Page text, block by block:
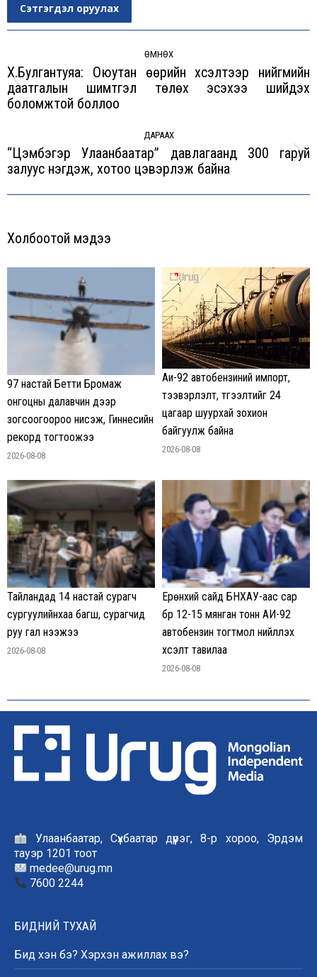
Сэтгэгдэл оруулах
ӨМНӨХ
Previous
Х.Булгантуяа: Оюутан өөрийн хүсэлтээр нийгмийн
даатгалын шимтгэл төлөх эсэхээ шийдэх
боломжтой боллоо
ДАРААХ
Next
post:
“Цэмбэгэр Улаанбаатар” давлагаанд 300 гаруй
залуус нэгдэж, хотоо цэвэрлэж байна
Холбоотой мэдээ
97 настай Бетти Бромаж
онгоцны далавчин дээр
зогсоогоороо нисэж, Гиннесийн
рекорд тогтоожээ
2026-08-08
Аи-92 автобензиний импорт,
тээвэрлэлт, түгээлтийг 24
цагаар шуурхай зохион
байгуулж байна
2026-08-08
Тайландад 14 настай сурагч
сургуулийнхаа багш, сурагчид
руу гал нээжээ
2026-08-08
Ерөнхий сайд БНХАУ-аас сар
бүр 12-15 мянган тонн АИ-92
автобензин тогтмол нийлүүлэх
хүсэлт тавилаа
2026-08-08
Улаанбаатар, Сүхбаатар дүүрэг, 8-р хороо, Эрдэм
тауэр 1201 тоот
medee@urug.mn
7600 2244
БИДНИЙ ТУХАЙ
Бид хэн бэ? Хэрхэн ажиллах вэ?